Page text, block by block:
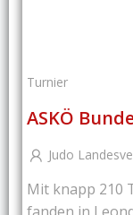
Turnier
ASKÖ
Judo
Mit knapp 210